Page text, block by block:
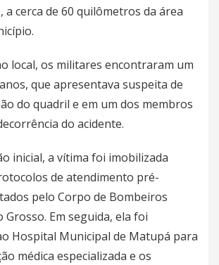
a cerca de 60 quilômetros da área
local, os militares encontraram um
que apresentava suspeita de
do quadril e em um dos membros
do acidente.
inicial, a vítima foi imobilizada
de atendimento pré-
pelo Corpo de Bombeiros
Em seguida, ela foi
Hospital Municipal de Matupá para
médica especializada e os